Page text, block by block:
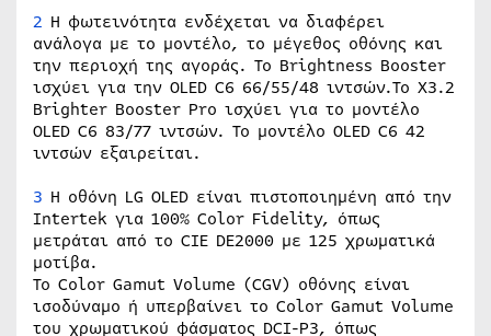
2 Η φωτεινότητα ενδέχεται να διαφέρει
ανάλογα με το μοντέλο, το μέγεθος οθόνης και
την περιοχή της αγοράς. Το Brightness Booster
ισχύει για την OLED C6 66/55/48 ιντσών.Το X3.2
Brighter Booster Pro ισχύει για το μοντέλο
OLED C6 83/77 ιντσών. Το μοντέλο OLED C6 42
ιντσών εξαιρείται.
3 Η οθόνη LG OLED είναι πιστοποιημένη από την
Intertek για 100% Color Fidelity, όπως
μετράται από το CIE DE2000 με 125 χρωματικά
μοτίβα.
Το Color Gamut Volume (CGV) οθόνης είναι
ισοδύναμο ή υπερβαίνει το Color Gamut Volume
του χρωματικού φάσματος DCI-P3, όπως